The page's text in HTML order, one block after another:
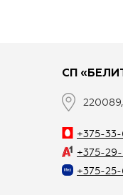
СП
+375-33-
+375-
+375-25-